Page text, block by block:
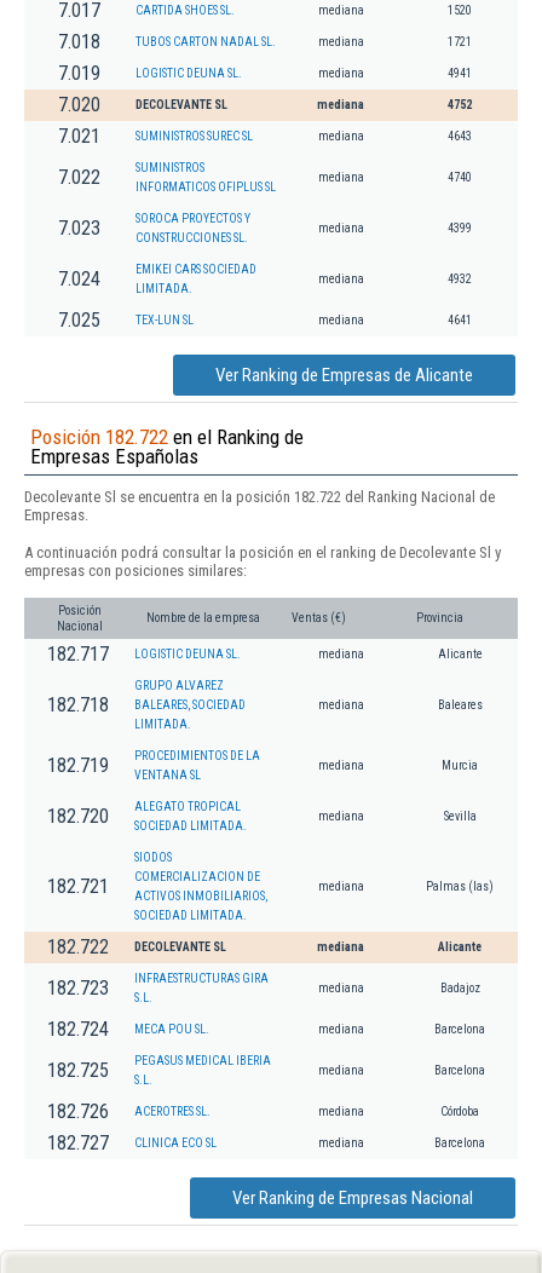
7.017 CARTIDA SHOES SL. mediana 1520
7.018 TUBOS CARTON NADAL SL. mediana 1721
7.019 LOGISTIC DEUNA SL. mediana 4941
7.020 DECOLEVANTE SL mediana 4752
7.021 SUMINISTROS SUREC SL mediana 4643
7.022
SUMINISTROS
INFORMATICOS OFIPLUS SL
mediana 4740
7.023
SOROCA PROYECTOS Y
CONSTRUCCIONES SL.
mediana 4399
7.024
EMIKEI CARS SOCIEDAD
LIMITADA.
mediana 4932
7.025 TEX-LUN SL mediana 4641
Ver Ranking de Empresas de Alicante
Posición 182.722 en el Ranking de
Empresas Españolas
Decolevante Sl se encuentra en la posición 182.722 del Ranking Nacional de
Empresas.
A continuación podrá consultar la posición en el ranking de Decolevante Sl y
empresas con posiciones similares:
Posición
Nacional
Nombre de la empresa Ventas (€) Provincia
182.717 LOGISTIC DEUNA SL. mediana Alicante
182.718
GRUPO ALVAREZ
BALEARES, SOCIEDAD
LIMITADA.
mediana Baleares
182.719
PROCEDIMIENTOS DE LA
VENTANA SL
mediana Murcia
182.720
ALEGATO TROPICAL
SOCIEDAD LIMITADA.
mediana Sevilla
182.721
SIODOS
COMERCIALIZACION DE
ACTIVOS INMOBILIARIOS,
SOCIEDAD LIMITADA.
mediana Palmas (las)
182.722 DECOLEVANTE SL mediana Alicante
182.723
INFRAESTRUCTURAS GIRA
S.L.
mediana Badajoz
182.724 MECA POU SL. mediana Barcelona
182.725
PEGASUS MEDICAL IBERIA
S.L.
mediana Barcelona
182.726 ACEROTRES SL. mediana Córdoba
182.727 CLINICA ECO SL mediana Barcelona
Ver Ranking de Empresas Nacional